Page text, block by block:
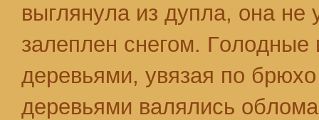
выглянула из дупла, она не
залеплен снегом. Голодные
деревьями, увязая по
деревьями валялись